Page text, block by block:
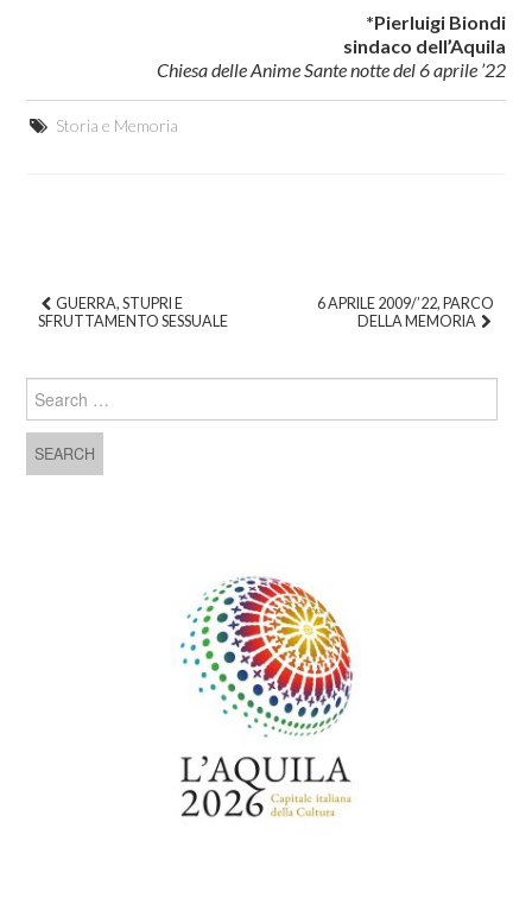
*Pierluigi Biondi
sindaco dell’Aquila
Chiesa delle Anime Sante notte del 6 aprile ’22
Storia e Memoria
GUERRA, STUPRI E
SFRUTTAMENTO SESSUALE
6 APRILE 2009/’22, PARCO
DELLA MEMORIA
Search for: